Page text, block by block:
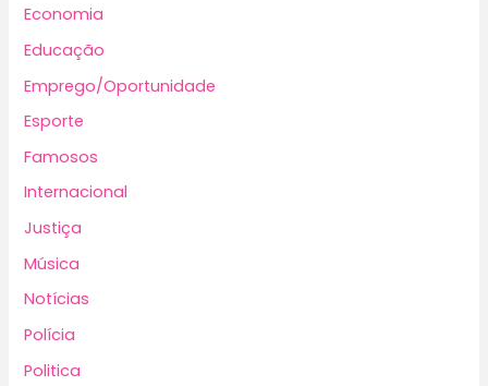
Economia
Educação
Emprego/Oportunidade
Esporte
Famosos
Internacional
Justiça
Música
Notícias
Polícia
Politica